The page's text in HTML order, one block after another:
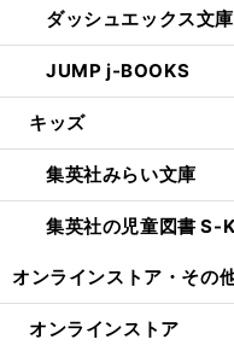
ダッシュエックス文
JUMP j-BOOKS
キッズ
集英社みらい文庫
集英社の児童図書 S-
オンラインストア・ その
オンラインストア